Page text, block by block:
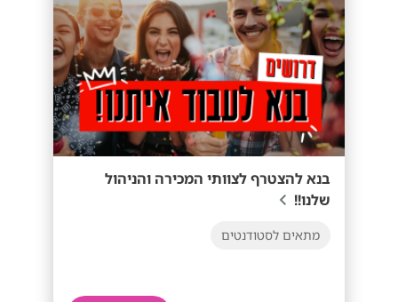
בנא להצטרף לצוותי המכירה והניהול
שלנו!!
מתאים לסטודנטים